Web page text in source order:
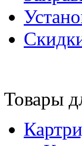
Товары